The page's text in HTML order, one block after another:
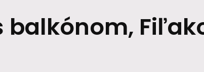
balkónom,